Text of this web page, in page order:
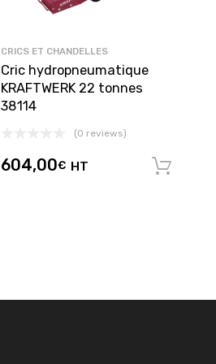
CRICS ET CHANDELLES
Cric hydropneumatique
KRAFTWERK 22 tonnes
38114
(0 reviews)
604,00€ HT